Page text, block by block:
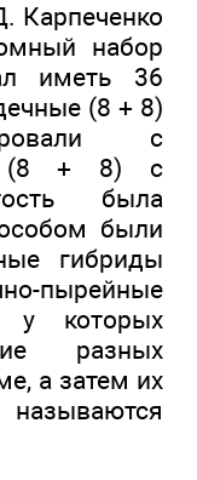
Карпеченко
набор
иметь 36
(8 + 8)
с
(8 + 8) с
была
были
гибриды
пырейные
которых
разных
а затем их